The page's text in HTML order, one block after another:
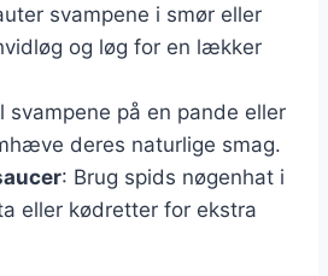
svampene i smør eller
og løg for en lækker
svampene på en pande eller
deres naturlige smag.
: Brug spids nøgenhat i
eller kødretter for ekstra